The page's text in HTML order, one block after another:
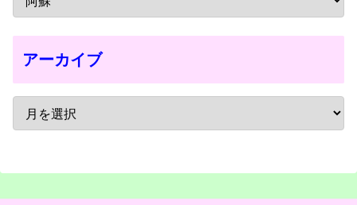
アーカイブ